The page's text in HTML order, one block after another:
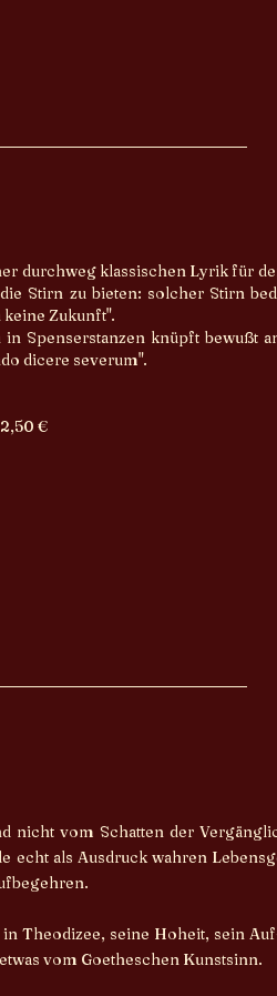
durchweg klassischen Lyrik für
Stirn zu bieten: solcher Stirn
keine Zukunft".
Spenserstanzen knüpft bewußt
dicere severum".
€
nicht vom Schatten der
echt als Ausdruck wahren
Theodizee, seine Hoheit, sein
vom Goetheschen Kunstsinn.